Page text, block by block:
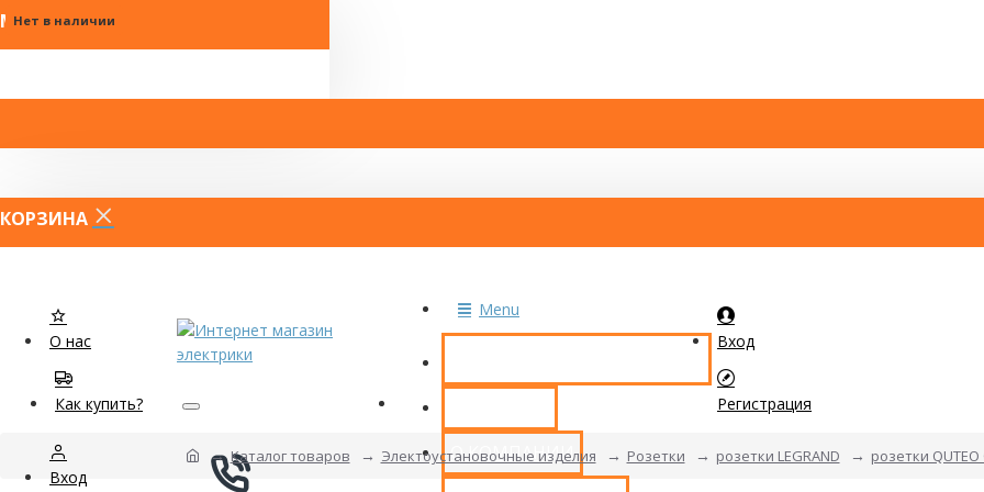
МЕНЮ
КОРЗИНА
О нас
Как купить?
Вход
Menu
О КОМПАНИИ
Вход
Регистрация
Каталог товаров Электоустановочные изделия Розетки розетки LEGRAND розетки
Нет в наличии